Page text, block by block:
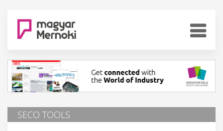
SECO TOOLS